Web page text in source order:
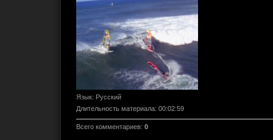
Язык: Русский
Длительность материала: 00:02:59
Всего комментариев: 0